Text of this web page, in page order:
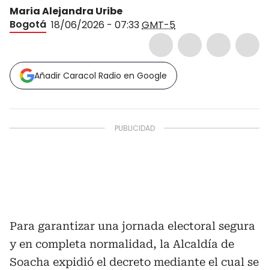
Maria Alejandra Uribe
Bogotá 18/06/2026 - 07:33GMT-5
Añadir Caracol Radio en Google
Para garantizar una jornada electoral segura
y en completa normalidad, la Alcaldía de
Soacha expidió el decreto mediante el cual se